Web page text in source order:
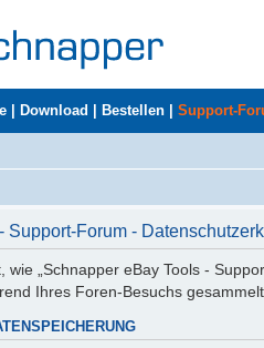
Download Bestellen Support-
Support-Forum -
wie „Schnapper eBay Tools -
Ihres Foren-Besuchs